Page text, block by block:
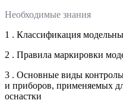
Необходимые знания
1 . Классификация
2 . Правила маркировки
3 . Основные виды
и приборов, применяемых
оснастки